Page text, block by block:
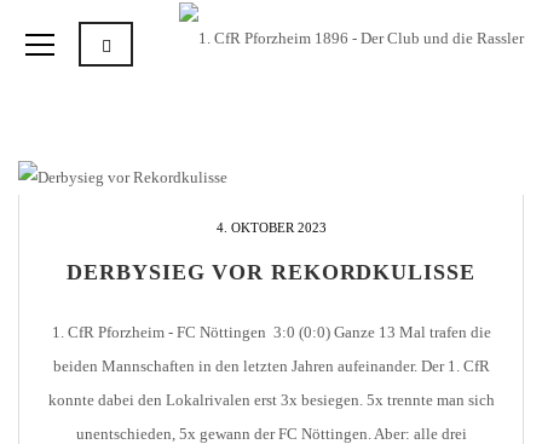
4. OKTOBER 2023
DERBYSIEG VOR REKORDKULISSE
1. CfR Pforzheim - FC Nöttingen 3:0 (0:0) Ganze 13 Mal trafen die
beiden Mannschaften in den letzten Jahren aufeinander. Der 1. CfR
konnte dabei den Lokalrivalen erst 3x besiegen. 5x trennte man sich
unentschieden, 5x gewann der FC Nöttingen. Aber: alle drei